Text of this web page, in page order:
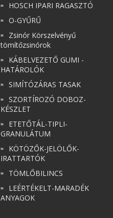
HOSCH IPARI RAGASZTÓ
O-GYŰRŰ
Zsinór Körszelvényű
tömítőzsinórok
KÁBELVEZETŐ GUMI -
HATÁROLÓK
SIMÍTÓZÁRAS TASAK
SZORTÍROZÓ DOBOZ-
KÉSZLET
ETETŐTÁL-TIPLI-
GRANULÁTUM
KÖTÖZŐK-JELÖLŐK-
IRATTARTÓK
TÖMLŐBILINCS
LEÉRTÉKELT-MARADÉK
ANYAGOK